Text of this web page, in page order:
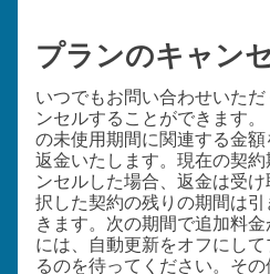
プランのキャン
いつでもお問い合わせいた
ンセルすることができます。
の未使用期間に関連する金
返金いたします。現在の契
ンセルした場合、返金は受
択した契約の残りの期間は
きます。次の期間で追加料
には、自動更新をオフにし
るのを待ってください。そ